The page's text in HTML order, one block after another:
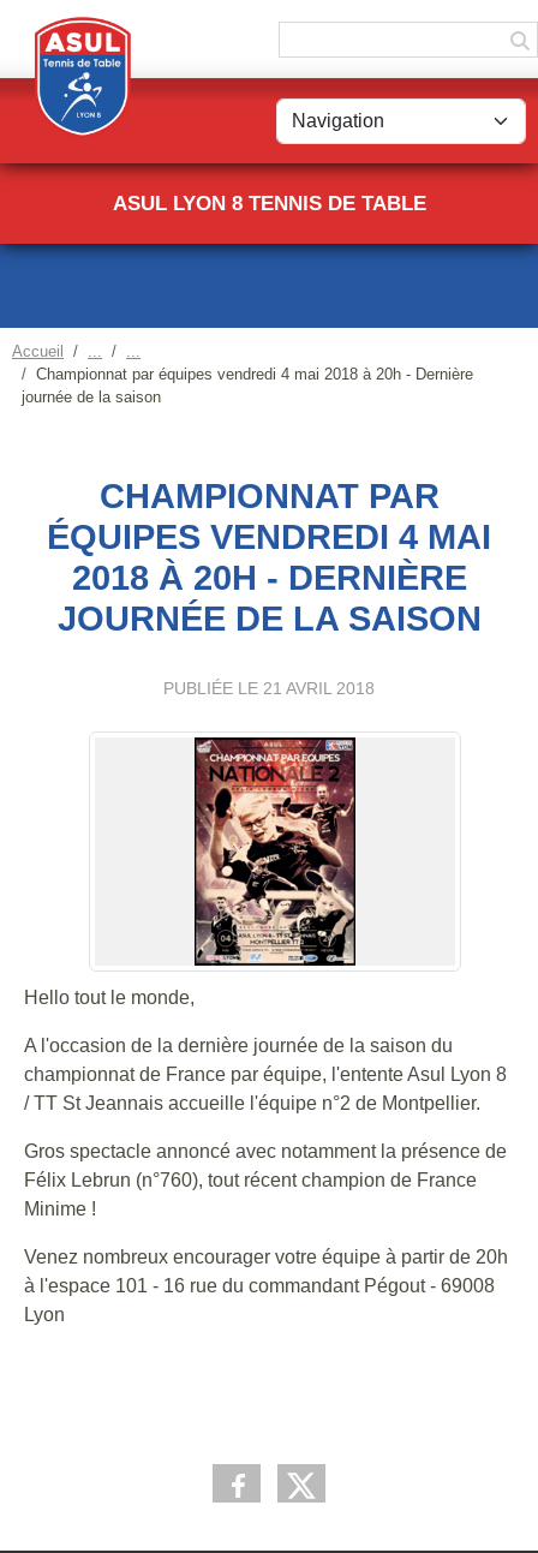
ASUL LYON 8 TENNIS DE TABLE
Accueil
Championnat par équipes vendredi 4 mai 2018 à 20h - Dernière
journée de la saison
CHAMPIONNAT PAR
ÉQUIPES VENDREDI 4 MAI
2018 À 20H - DERNIÈRE
JOURNÉE DE LA SAISON
PUBLIÉE LE 21 AVRIL 2018
Hello tout le monde,
A l'occasion de la dernière journée de la saison du
championnat de France par équipe, l'entente Asul Lyon 8
/ TT St Jeannais accueille l'équipe n°2 de Montpellier.
Gros spectacle annoncé avec notamment la présence de
Félix Lebrun (n°760), tout récent champion de France
Minime !
Venez nombreux encourager votre équipe à partir de 20h
à l'espace 101 - 16 rue du commandant Pégout - 69008
Lyon
Panneau de gestion des cookies